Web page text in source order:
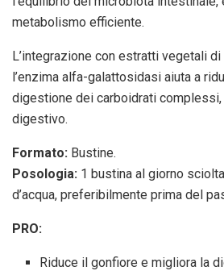
metabolismo efficiente.
L’integrazione con estratti vegetali
l’enzima alfa-galattosidasi aiuta a
digestione dei carboidrati
digestivo.
Formato: Bustine.
Posologia: 1 bustina al giorno
d’acqua, preferibilmente prima del
PRO:
Riduce il gonfiore e migliora la